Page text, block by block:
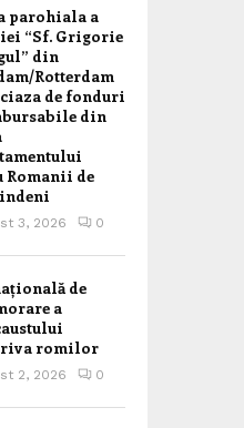
parohiala a
“Sf. Grigorie
din
Rotterdam
de fonduri
din
Romanii de
3, 2026 0
de
a
romilor
2, 2026 0